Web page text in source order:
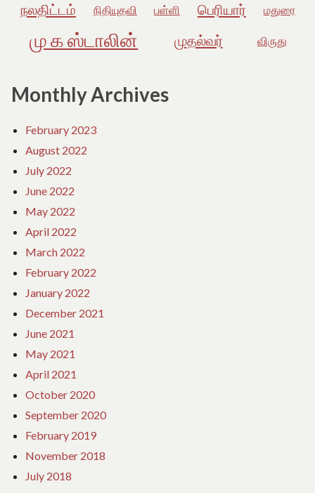
நலதிட்டம்
நிதியுதவி பள்ளி பெரியார் மதுரை
மு க ஸ்டாலின் முதல்வர் விருது
Monthly Archives
February 2023
August 2022
July 2022
June 2022
May 2022
April 2022
March 2022
February 2022
January 2022
December 2021
June 2021
May 2021
April 2021
October 2020
September 2020
February 2019
November 2018
July 2018